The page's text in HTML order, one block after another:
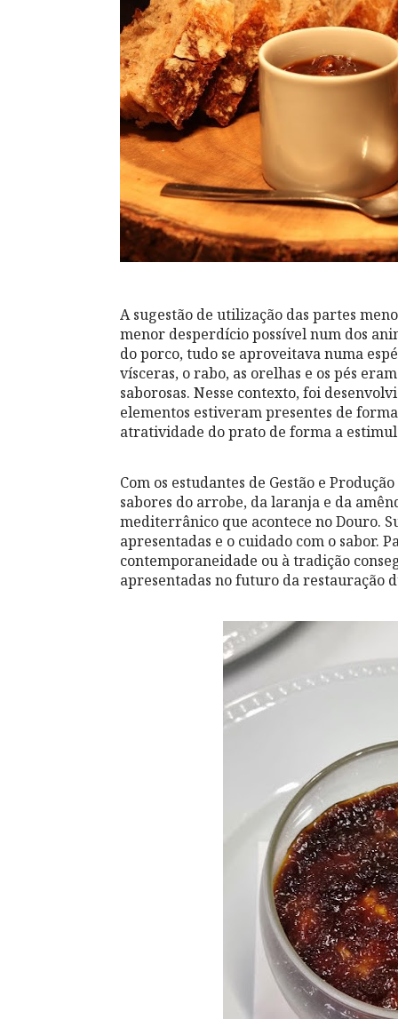
A sugestão de utilização das partes
menor desperdício possível num dos
do porco, tudo se aproveitava numa
vísceras, o rabo, as orelhas e os pés
saborosas. Nesse contexto, foi
elementos estiveram presentes de
atratividade do prato de forma a
Com os estudantes de Gestão e
sabores do arrobe, da laranja e da
mediterrânico que acontece no Douro.
apresentadas e o cuidado com o sabor.
contemporaneidade ou à tradição
apresentadas no futuro da restauração